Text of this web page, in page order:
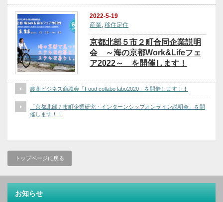
2022-5-19
産業 ,移住定住
京都北部５市２町合同企業説明
会 ～海の京都Work&Lifeフェ
ア2022～ を開催します！
農商ビジネス商談会「Food collabo labo2020」を開催します！！
「京都北部７市町企業研究・インターンシップオンライン説明会」を開
催します！！
トップページに戻る
お知らせ